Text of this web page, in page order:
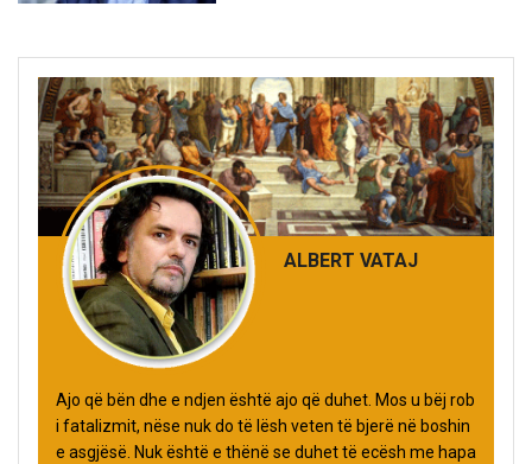
ALBERT VATAJ
Ajo që bën dhe e ndjen është ajo që duhet. Mos u bëj rob
i fatalizmit, nëse nuk do të lësh veten të bjerë në boshin
e asgjësë. Nuk është e thënë se duhet të ecësh me hapa